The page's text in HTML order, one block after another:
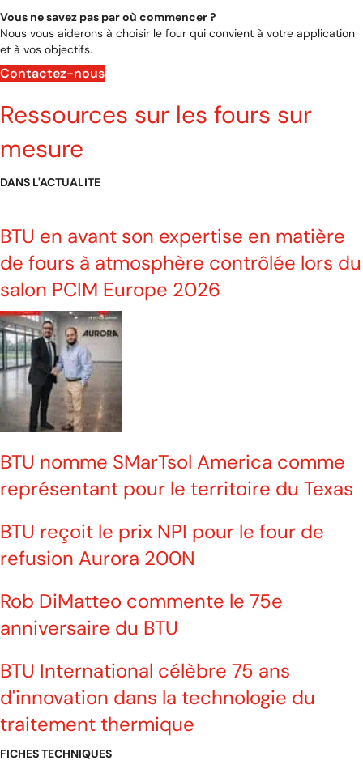
Vous ne savez pas par où commencer ?
Nous vous aiderons à choisir le four qui convient à votre application
et à vos objectifs.
Contactez-nous
Ressources sur les fours sur
mesure
DANS L'ACTUALITE
BTU en avant son expertise en matière
de fours à atmosphère contrôlée lors du
salon PCIM Europe 2026
BTU nomme SMarTsol America comme
représentant pour le territoire du Texas
BTU reçoit le prix NPI pour le four de
refusion Aurora 200N
Rob DiMatteo commente le 75e
anniversaire du BTU
BTU International célèbre 75 ans
d'innovation dans la technologie du
traitement thermique
FICHES TECHNIQUES